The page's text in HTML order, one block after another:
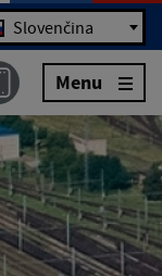
Slovenčina
Menu